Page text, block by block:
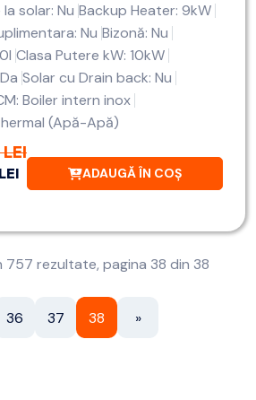
solar: Nu Backup Heater: 9kW
Nu Bizonă: Nu
Clasa Putere kW: 10kW
Solar cu Drain back: Nu
Boiler intern inox
(Apă-Apă)
LEI
ADAUGĂ ÎN COȘ
757 rezultate, pagina 38 din 38
36 37 38 »